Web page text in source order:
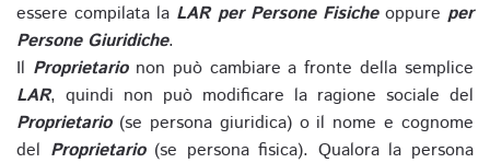
essere compilata la LAR per Persone Fisicheoppure per
Persone Giuridiche.
Il Proprietarionon può cambiare a fronte della semplice
LAR, quindi non può modificare la ragione sociale del
Proprietario(se persona giuridica) o il nome e cognome
del Proprietario(se persona fisica). Qualora la persona